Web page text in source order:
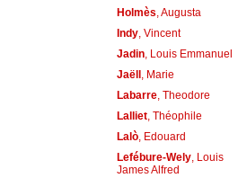
Holmès, Augusta
Indy, Vincent
Jadin, Louis Emmanuel
Jaëll , Marie
Labarre, Theodore
Lalliet, Théophile
Lalò, Edouard
Lefébure-Wely, Louis
James Alfred